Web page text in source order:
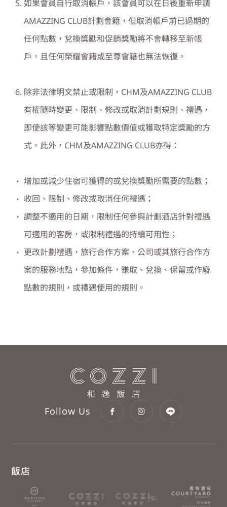
如果會員自行取消帳戶，該會員可以在日後重新申請
AMAZZING CLUB計劃會籍，但取消帳戶前已過期的
任何點數，兌換獎勵和促銷獎勵將不會轉移至新帳
戶，且任何榮耀會籍或至尊會籍也無法恢復。
除非法律明文禁止或限制，CHM及AMAZZING CLUB
有權隨時變更、限制、修改或取消計劃規則、禮遇，
即使該等變更可能影響點數價值或獲取特定獎勵的方
式。此外，CHM及AMAZZING CLUB亦得：
增加或減少住宿可獲得的或兌換獎勵所需要的點數；
收回、限制、修改或取消任何禮遇；
調整不適用的日期，限制任何參與計劃酒店針對禮遇
可適用的客房，或限制禮遇的持續可用性；
更改計劃禮遇，旅行合作方案、公司或其旅行合作方
案的服務地點，參加條件，賺取、兌換、保留或作廢
點數的規則，或禮遇使用的規則。
Follow Us
飯店